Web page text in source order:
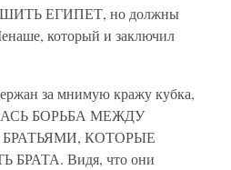
ЕГИПЕТ, но должны
который и заключил
за мнимую кражу кубка,
БОРЬБА МЕЖДУ
КОТОРЫЕ
Видя, что они